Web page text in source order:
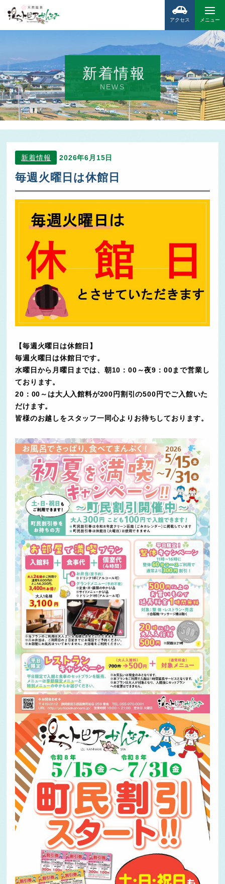
メニュー
アクセス
新着情報
NEWS
新着情報 2026年6月15日
毎週火曜日は休館日
【毎週火曜日は休館日】
毎週火曜日は休館日です。
水曜日から月曜日までは、朝10：00～夜9：00まで営業し
ております。
20：00～は大人入館料が200円割引の500円でご入館いた
だけます。
皆様のお越しをスタッフ一同心よりお待ちしております。